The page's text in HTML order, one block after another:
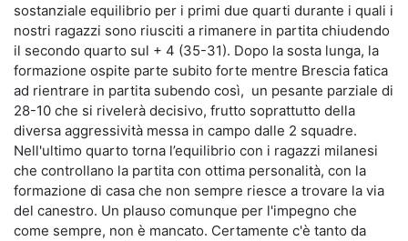
sostanziale equilibrio per i primi due quarti durante i quali i
nostri ragazzi sono riusciti a rimanere in partita chiudendo
il secondo quarto sul + 4 (35-31). Dopo la sosta lunga, la
formazione ospite parte subito forte mentre Brescia fatica
ad rientrare in partita subendo così, un pesante parziale di
28-10 che si rivelerà decisivo, frutto soprattutto della
diversa aggressività messa in campo dalle 2 squadre.
Nell'ultimo quarto torna l’equilibrio con i ragazzi milanesi
che controllano la partita con ottima personalità, con la
formazione di casa che non sempre riesce a trovare la via
del canestro. Un plauso comunque per l'impegno che
come sempre, non è mancato. Certamente c'è tanto da